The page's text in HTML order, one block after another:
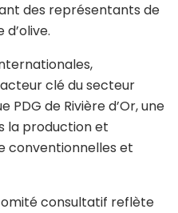
des représentants de
clé du secteur
PDG de Rivière d’Or, une
la production et
conventionnelles et
consultatif reflète